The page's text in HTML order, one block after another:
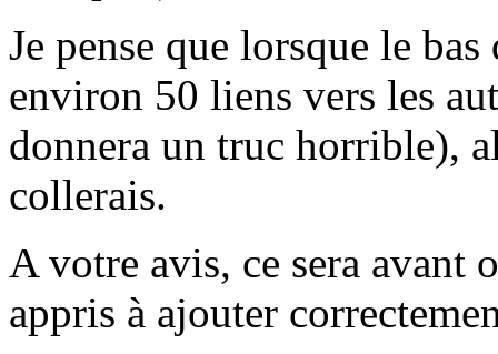
Je pense que lorsque le
environ 50 liens vers les
donnera un truc horrible),
collerais.
A votre avis, ce sera avant
appris à ajouter